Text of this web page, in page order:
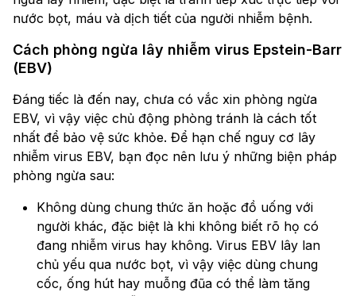
nước bọt, máu và dịch tiết của người nhiễm bệnh.
Cách phòng ngừa lây nhiễm virus Epstein-Barr
(EBV)
Đáng tiếc là đến nay, chưa có vắc xin phòng ngừa
EBV, vì vậy việc chủ động phòng tránh là cách tốt
nhất để bảo vệ sức khỏe. Để hạn chế nguy cơ lây
nhiễm virus EBV, bạn đọc nên lưu ý những biện pháp
phòng ngừa sau:
Không dùng chung thức ăn hoặc đồ uống với
người khác, đặc biệt là khi không biết rõ họ có
đang nhiễm virus hay không. Virus EBV lây lan
chủ yếu qua nước bọt, vì vậy việc dùng chung
cốc, ống hút hay muỗng đũa có thể làm tăng